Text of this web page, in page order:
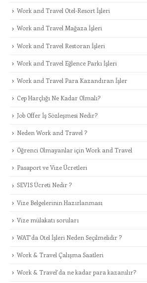
Work and Travel Otel-Resort İşleri
Work and Travel Mağaza İşleri
Work and Travel Restoran İşleri
Work and Travel Eğlence Parkı İşleri
Work and Travel Para Kazandıran İşler
Cep Harçlığı Ne Kadar Olmalı?
Job Offer İş Sözleşmesi Nedir?
Neden Work and Travel ?
Öğrenci Olmayanlar için Work and Travel
Pasaport ve Vize Ücretleri
SEVIS Ücreti Nedir ?
Vize Belgelerinin Hazırlanması
Vize mülakatı soruları
WAT’da Otel İşleri Neden Seçilmelidir ?
Work & Travel Çalışma Saatleri
Work & Travel’da ne kadar para kazanılır?